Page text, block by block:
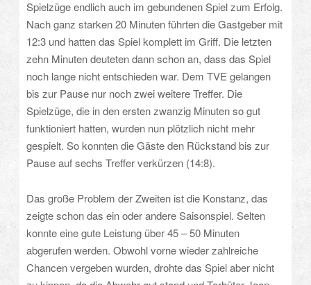
Spielzüge endlich auch im gebundenen Spiel zum Erfolg.
Nach ganz starken 20 Minuten führten die Gastgeber mit
12:3 und hatten das Spiel komplett im Griff. Die letzten
zehn Minuten deuteten dann schon an, dass das Spiel
noch lange nicht entschieden war. Dem TVE gelangen
bis zur Pause nur noch zwei weitere Treffer. Die
Spielzüge, die in den ersten zwanzig Minuten so gut
funktioniert hatten, wurden nun plötzlich nicht mehr
gespielt. So konnten die Gäste den Rückstand bis zur
Pause auf sechs Treffer verkürzen (14:8).
Das große Problem der Zweiten ist die Konstanz, das
zeigte schon das ein oder andere Saisonspiel. Selten
konnte eine gute Leistung über 45 – 50 Minuten
abgerufen werden. Obwohl vorne wieder zahlreiche
Chancen vergeben wurden, drohte das Spiel aber nicht